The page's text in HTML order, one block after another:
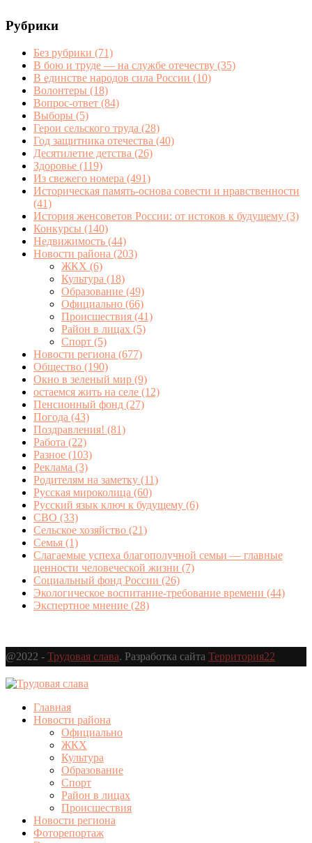
Рубрики
Без рубрики (71)
В бою и труде — на службе отечеству (35)
В единстве народов сила России (10)
Волонтеры (18)
Вопрос-ответ (84)
Выборы (5)
Герои сельского труда (28)
Год защитника отечества (40)
Десятилетие детства (26)
Здоровье (119)
Из свежего номера (491)
Историческая память-основа совести и нравственности
(41)
История женсоветов России: от истоков к будущему (3)
Конкурсы (140)
Недвижимость (44)
Новости района (203)
ЖКХ (6)
Культура (18)
Образование (49)
Официально (66)
Происшествия (41)
Район в лицах (5)
Спорт (5)
Новости региона (677)
Общество (190)
Окно в зеленый мир (9)
остаемся жить на селе (12)
Пенсионный фонд (27)
Погода (43)
Поздравления! (81)
Работа (22)
Разное (103)
Реклама (3)
Родителям на заметку (11)
Русская мироколица (60)
Русский язык ключ к будущему (6)
СВО (33)
Сельское хозяйство (21)
Семья (1)
Слагаемые успеха благополучной семьи — главные
ценности человеческой жизни (7)
Социальный фонд России (26)
Экологическое воспитание-требование времени (44)
Экспертное мнение (28)
@2022 - Трудовая слава. Разработка сайта Территория22
Главная
Новости района
Официально
ЖКХ
Культура
Образование
Спорт
Район в лицах
Происшествия
Новости региона
Фоторепортаж